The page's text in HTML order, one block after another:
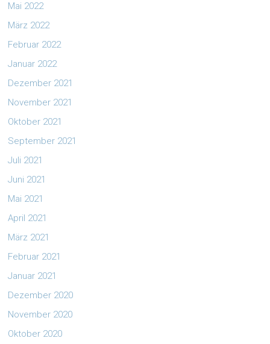
Mai 2022
März 2022
Februar 2022
Januar 2022
Dezember 2021
November 2021
Oktober 2021
September 2021
Juli 2021
Juni 2021
Mai 2021
April 2021
März 2021
Februar 2021
Januar 2021
Dezember 2020
November 2020
Oktober 2020